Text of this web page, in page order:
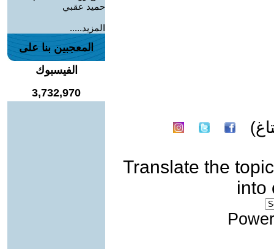
Translate the topic
into
حميد عقبي
المزيد.....
المعجبين بنا على
الفيسبوك
3,732,970